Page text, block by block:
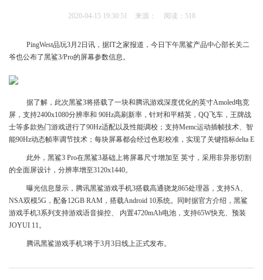
2020-04-15 19:30:51 来源： 阅读：518
PingWest品玩3月2日讯，据IT之家报道，今日下午黑鲨产品中心部长关二
爷也公布了黑鲨3/Pro的屏幕参数信息。
据了解，此次黑鲨3将搭载了一块和腾讯游戏深度优化的英寸Amoled电竞
屏，支持2400x1080分辨率和 90Hz高刷新率，针对和平精英，QQ飞车，王牌战
士等多款热门游戏进行了90Hz适配以及性能调校；支持Memc运动插帧技术、智
能90Hz动态帧率调节技术；每块屏幕都会经过色彩校准，实现了关键指标delta E
此外，黑鲨3 Pro在黑鲨3基础上将屏幕尺寸增加至 英寸，采用非异形切割
的全面屏设计，分辨率增至3120x1440。
曝光信息显示，腾讯黑鲨游戏手机3搭载高通骁龙865处理器，支持SA、
NSA双模5G，配备12GB RAM，搭载Android 10系统。同时据官方介绍，黑鲨
游戏手机3系列支持游戏语音操控、 内置4720mAh电池，支持65W快充、预装
JOYUI 11。
腾讯黑鲨游戏手机3将于3月3日线上正式发布。